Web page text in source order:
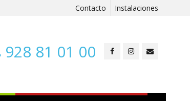
Contacto Instalaciones
928 81 01 00